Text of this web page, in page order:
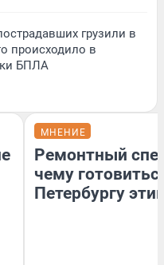
грузили в
происходило в
БПЛА
МНЕНИЕ
Ремонтный
чему
Петербургу